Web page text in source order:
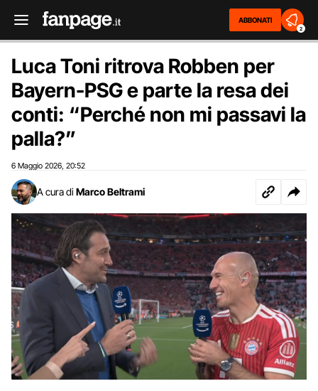
ABBONATI
2
Luca Toni ritrova Robben per
Bayern-PSG e parte la resa dei
conti: “Perché non mi passavi la
palla?”
6 Maggio 2026 20:52
A cura di Marco Beltrami